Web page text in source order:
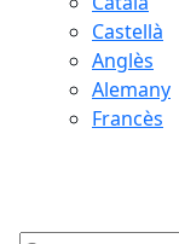
Castellà
Anglès
Alemany
Francès